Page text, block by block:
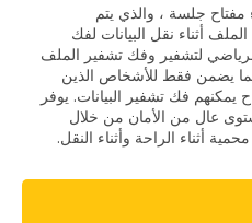
مفتاح جلسة ، والذي يتم
أثناء نقل البيانات لفك
لتشفير وفك تشفير الملف
يضمن فقط للأشخاص الذين
يمكنهم فك تشفير البيانات. يوفر
عال من الأمان من خلال
أثناء الراحة وأثناء النقل.